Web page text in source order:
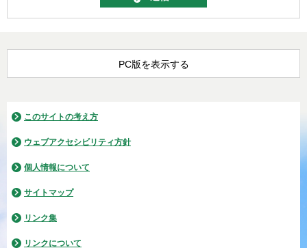
PC版を表示する
このサイトの考え方
ウェブアクセシビリティ方針
個人情報について
サイトマップ
リンク集
リンクについて